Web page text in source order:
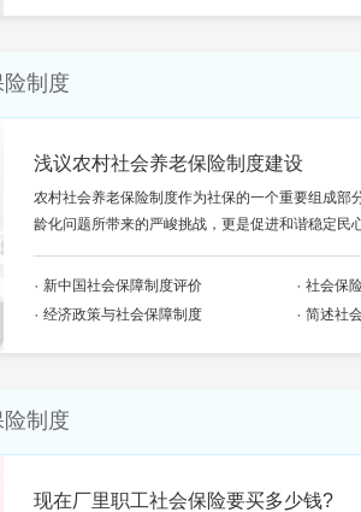
险制度
浅议农村社会养老保险制度建设
农村社会养老保险制度作为社保的一个重要组成
龄化问题所带来的严峻挑战，更是促进和谐稳定民
新中国社会保障制度评价 社会保
经济政策与社会保障制度
简述社
险制度
现在厂里职工社会保险要买多少钱?